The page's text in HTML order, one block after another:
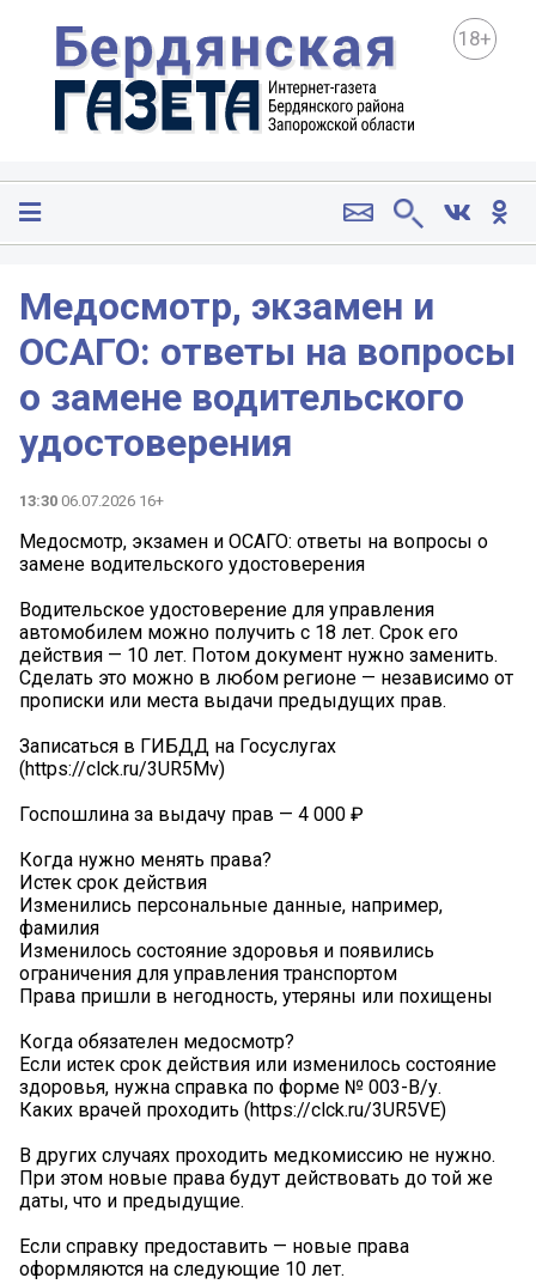
18+
Медосмотр, экзамен и
ОСАГО: ответы на вопросы
о замене водительского
удостоверения
13:30 06.07.2026 16+
Медосмотр, экзамен и ОСАГО: ответы на вопросы о
замене водительского удостоверения
Водительское удостоверение для управления
автомобилем можно получить с 18 лет. Срок его
действия — 10 лет. Потом документ нужно заменить.
Сделать это можно в любом регионе — независимо от
прописки или места выдачи предыдущих прав.
Записаться в ГИБДД на Госуслугах
(https://clck.ru/3UR5Mv)
Госпошлина за выдачу прав — 4 000 ₽
Когда нужно менять права?
Истек срок действия
Изменились персональные данные, например,
фамилия
Изменилось состояние здоровья и появились
ограничения для управления транспортом
Права пришли в негодность, утеряны или похищены
Когда обязателен медосмотр?
Если истек срок действия или изменилось состояние
здоровья, нужна справка по форме № 003-В/у.
Каких врачей проходить (https://clck.ru/3UR5VE)
В других случаях проходить медкомиссию не нужно.
При этом новые права будут действовать до той же
даты, что и предыдущие.
Если справку предоставить — новые права
оформляются на следующие 10 лет.